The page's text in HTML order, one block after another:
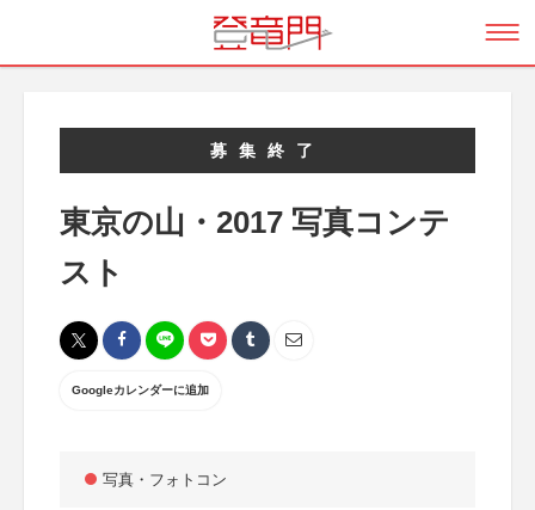
募集終了
東京の山・2017 写真コンテ
スト
Googleカレンダーに追加
写真・フォトコン